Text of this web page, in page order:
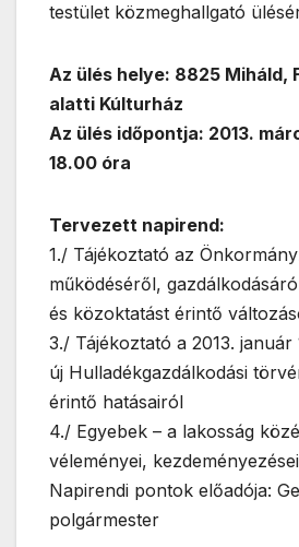
testület közmeghallgató
Az ülés helye: 8825 Miháld,
alatti Kúlturház
Az ülés időpontja: 2013.
18.00 óra
Tervezett napirend:
1./ Tájékoztató az
működéséről,
és közoktatást érintő
3./ Tájékoztató a 2013. január
új Hulladékgazdálkodási
érintő hatásairól
4./ Egyebek – a lakosság
véleményei, kezdeményezései
Napirendi pontok előadója:
polgármester